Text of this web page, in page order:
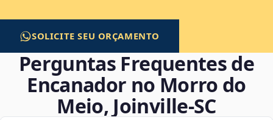
SOLICITE SEU ORÇAMENTO
Perguntas Frequentes de
Encanador no Morro do
Meio, Joinville‑SC